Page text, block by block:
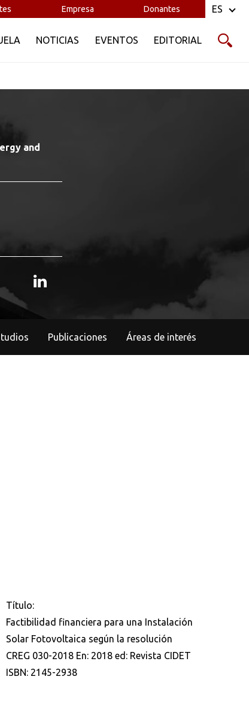
Empresa Donantes
NOTICIAS EVENTOS EDITORIAL
ES
and
Publicaciones Áreas de interés
Título:
Factibilidad financiera para una Instalación
Solar Fotovoltaica según la resolución
CREG 030-2018 En: 2018 ed: Revista CIDET
ISBN: 2145-2938